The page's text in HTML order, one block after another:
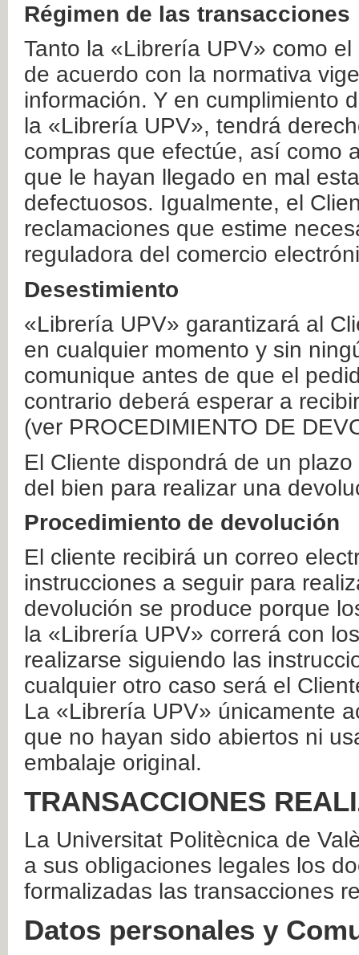
Régimen de las transacciones
Tanto la «Librería UPV» como
de acuerdo con la normativa
información. Y en cumplimiento
la «Librería UPV», tendrá
compras que efectúe, así como
que le hayan llegado en mal
defectuosos. Igualmente, el
reclamaciones que estime
reguladora del comercio
Desestimiento
«Librería UPV» garantizará al
en cualquier momento y sin
comunique antes de que el
contrario deberá esperar a
(ver PROCEDIMIENTO DE
El Cliente dispondrá de un
del bien para realizar una
Procedimiento de devolución
El cliente recibirá un correo
instrucciones a seguir para
devolución se produce porque
la «Librería UPV» correrá con
realizarse siguiendo las
cualquier otro caso será el
La «Librería UPV» únicamente
que no hayan sido abiertos ni
embalaje original.
TRANSACCIONES
La Universitat Politècnica de
a sus obligaciones legales los
formalizadas las transacciones
Datos personales y